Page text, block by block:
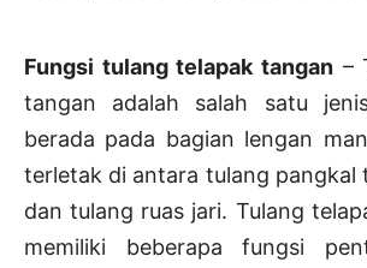
Fungsi tulang telapak tangan –
tangan adalah salah satu
berada pada bagian lengan
terletak di antara tulang pangkal
dan tulang ruas jari. Tulang
memiliki beberapa fungsi